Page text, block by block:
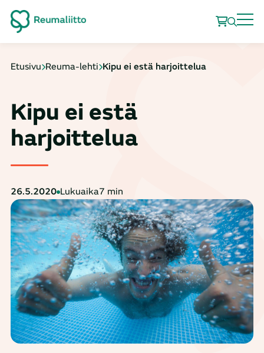
Etusivu Reuma-lehti Kipu ei estä harjoittelua
Kipu ei estä
harjoittelua
26.5.2020 Lukuaika7 min